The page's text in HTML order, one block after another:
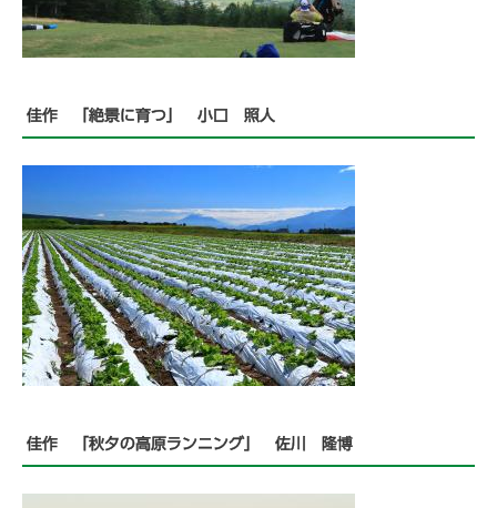
佳作 「絶景に育つ」 小口 照人
佳作 「秋夕の高原ランニング」 佐川 隆博